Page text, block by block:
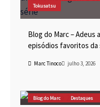
Tokusatsu
Blog do Marc – Adeus
episódios favoritos da
Marc Tinoco julho 3, 2026
Blog do Marc Destaques